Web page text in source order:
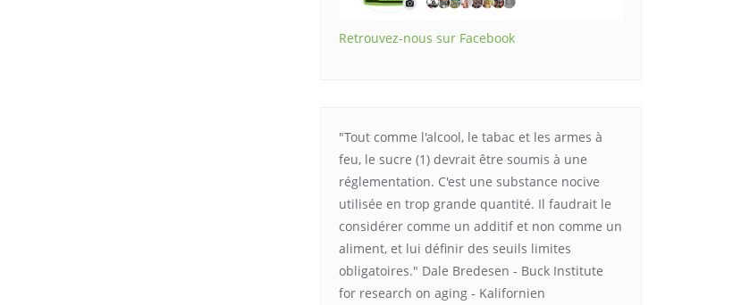
Retrouvez-nous sur Facebook
"Tout comme l'alcool, le tabac et les armes à
feu, le sucre (1) devrait être soumis à une
réglementation. C'est une substance nocive
utilisée en trop grande quantité. Il faudrait le
considérer comme un additif et non comme un
aliment, et lui définir des seuils limites
obligatoires." Dale Bredesen - Buck Institute
for research on aging - Kalifornien